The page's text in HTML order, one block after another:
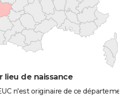
lieu de naissance
n'est originaire de ce